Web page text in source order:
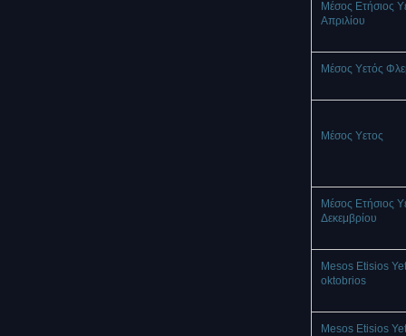
Μέσος Ετήσιος
Απριλίου
Μέσος Υετός
Mέσος Υετος
Μέσος Ετήσιος
Δεκεμβρίου
Mesos Etisios
oktobrios
Mesos Etisios